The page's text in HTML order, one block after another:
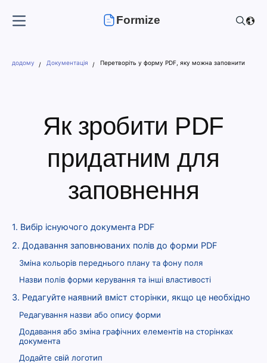
Formize
додому Документація Перетворіть у форму PDF, яку можна заповнити
Як зробити PDF
придатним для
заповнення
1. Вибір існуючого документа PDF
2. Додавання заповнюваних полів до форми PDF
Зміна кольорів переднього плану та фону поля
Назви полів форми керування та інші властивості
3. Редагуйте наявний вміст сторінки, якщо це необхідно
Редагування назви або опису форми
Додавання або зміна графічних елементів на сторінках
документа
Додайте свій логотип